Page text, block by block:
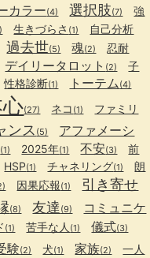
カラー(4) 選択肢(7)
強
生きづらさ (1) 自己分析
過去世(5) 魂(2) 忍耐
デイリータロット (2)
子
性格診断(1) トーテム (4)
(27) ネコ (1)
ファミリ
ンス (5)
アファメーシ
(1) 2025年(1) 不安(3)
前
HSP(1) チャネリング(1)
朗
因果応報(1) 引き寄せ
(8) 友達 (9)
コミュニケ
(1) 苦手な人 (1) 儀式(3)
験(2) 犬(1) 家族(2)
一人